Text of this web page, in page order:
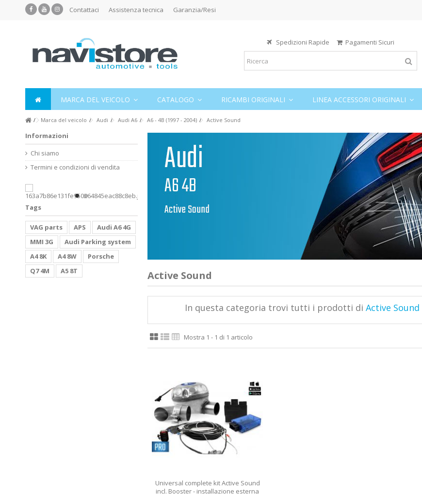
Contattaci Assistenza tecnica Garanzia/Resi
Spedizioni Rapide Pagamenti Sicuri
MARCA DEL VEICOLO CATALOGO RICAMBI ORIGINALI LINEA ACCESSORI ORIGINALI
Marca del veicolo Audi Audi A6 A6 - 4B (1997 - 2004) Active Sound
Active Sound
In questa categoria trovi tutti i prodotti di Active Sound
Mostra 1 - 1 di 1 articolo
Universal complete kit Active Sound
incl. Booster - installazione esterna
Informazioni
Chi siamo
Termini e condizioni di vendita
Tags
VAG parts APS
Audi A6 4G
MMI 3G
Audi Parking system
A4 8K
A4 8W
Porsche
Q7 4M
A5 8T